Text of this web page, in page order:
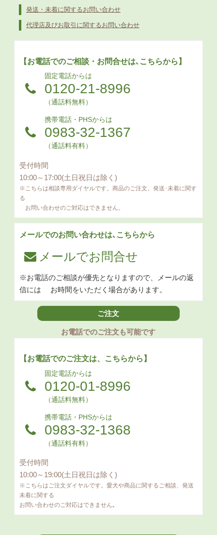
発送・未着に関するお問い合わせ
代理店及びお取引に関するお問い合わせ
【お電話でのご相談・お問合せは､こちらから】
固定電話からは
0120-21-8996
（通話料無料）
携帯電話・PHSからは
0983-32-1367
（通話料有料）
受付時間
10:00～17:00(土日祝日は除く)
※こちらは相談専用ダイヤルです。商品のご注文、発送･未着に関す
る
お問い合わせのご対応はできません。
メールでのお問い合わせは､こちらから
メールでお問合せ
※お電話のご相談が優先となりますので、メールの返
信には お時間をいただく場合があります。
ご注文
お電話でのご注文も可能です
【お電話でのご注文は、こちらから】
固定電話からは
0120-01-8996
（通話料無料）
携帯電話・PHSからは
0983-32-1368
（通話料有料）
受付時間
10:00～19:00(土日祝日は除く)
※こちらはご注文ダイヤルです。愛犬や商品に関するご相談、発送
未着に関する
お問い合わせのご対応はできません｡